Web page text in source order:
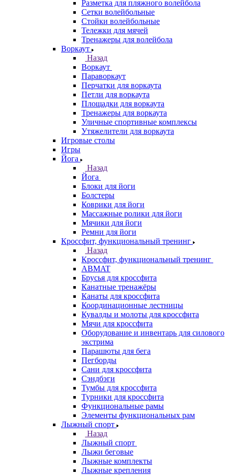
Разметка для пляжного волейбола
Сетки волейбольные
Стойки волейбольные
Тележки для мячей
Тренажеры для волейбола
Воркаут
Назад
Воркаут
Параворкаут
Перчатки для воркаута
Петли для воркаута
Площадки для воркаута
Тренажеры для воркаута
Уличные спортивные комплексы
Утяжелители для воркаута
Игровые столы
Игры
Йога
Назад
Йога
Блоки для йоги
Болстеры
Коврики для йоги
Массажные ролики для йоги
Мячики для йоги
Ремни для йоги
Кроссфит, функциональный тренинг
Назад
Кроссфит, функциональный тренинг
ABMAT
Брусья для кроссфита
Канатные тренажёры
Канаты для кроссфита
Координационные лестницы
Кувалды и молоты для кроссфита
Мячи для кроссфита
Оборудование и инвентарь для силового
экстрима
Парашюты для бега
Пегборды
Сани для кроссфита
Сэндбэги
Тумбы для кроссфита
Турники для кроссфита
Функциональные рамы
Элементы функциональных рам
Лыжный спорт
Назад
Лыжный спорт
Лыжи беговые
Лыжные комплекты
Лыжные крепления